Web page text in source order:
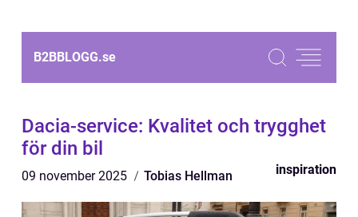
B2BBLOGG.se
Dacia-service: Kvalitet och trygghet
för din bil
09 november 2025 Tobias Hellman inspiration